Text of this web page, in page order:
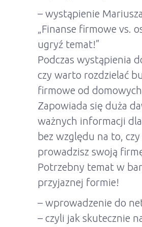
– wystąpienie
„Finanse firmowe vs.
ugryź temat!”
Podczas wystąpienia
czy warto rozdzielać
firmowe od
Zapowiada się duża
ważnych informacji
bez względu na to, czy
prowadzisz swoją
Potrzebny temat w
przyjaznej formie!
– wprowadzenie do
– czyli jak skutecznie